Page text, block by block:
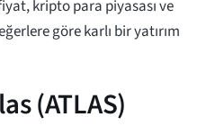
kripto para piyasası ve
göre karlı bir yatırım
(ATLAS)